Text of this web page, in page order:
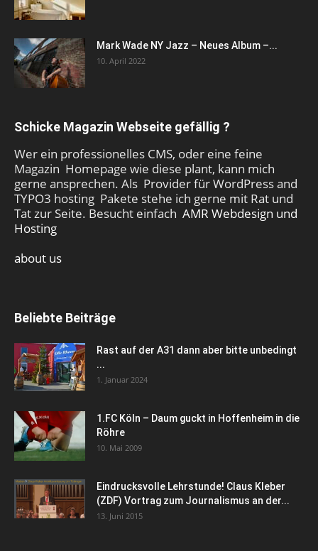
Mark Wade NY Jazz – Neues Album –...
10. April 2022
Schicke Magazin Webseite gefällig ?
Wer ein professionelles CMS, oder eine feine
Magazin Homepage wie diese plant, kann mich
gerne ansprechen. Als Provider für WordPress and
TYPO3 hosting Pakete stehe ich gerne mit Rat und
Tat zur Seite. Besucht einfach AMR Webdesign und
Hosting
about us
Beliebte Beiträge
Rast auf der A31 dann aber bitte unbedingt
...
1. Januar 2024
1.FC Köln – Daum guckt in Hoffenheim in die
Röhre
10. Mai 2009
Eindrucksvolle Lehrstunde! Claus Kleber
(ZDF) Vortrag zum Journalismus an der...
13. Juni 2015